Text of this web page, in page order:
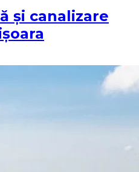
și canalizare